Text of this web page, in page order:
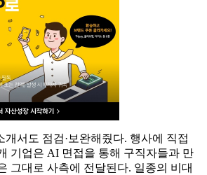
서도 점검·보완해줬다. 행사에 직접
기업은 AI 면접을 통해 구직자들과 만
그대로 사측에 전달된다. 일종의 비대